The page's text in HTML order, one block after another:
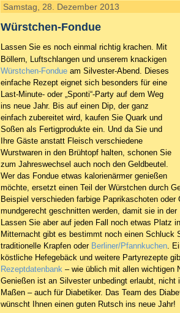
Samstag, 28. Dezember 2013
Würstchen-Fondue
Lassen Sie es noch einmal richtig krachen. Mit
Böllern, Luftschlangen und unserem knackigen
Würstchen-Fondue am Silvester-Abend. Dieses
einfache Rezept eignet sich besonders für eine
Last-Minute- oder „Sponti“-Party auf dem Weg
ins neue Jahr. Bis auf einen Dip, der ganz
einfach zubereitet wird, kaufen Sie Quark und
Soßen als Fertigprodukte ein. Und da Sie und
Ihre Gäste anstatt Fleisch verschiedene
Wurstwaren in den Brühtopf halten, schonen Sie
zum Jahreswechsel auch noch den Geldbeutel.
Wer das Fondue etwas kalorienärmer genießen
möchte, ersetzt einen Teil der Würstchen durch
Beispiel verschieden farbige Paprikaschoten oder
mundgerecht geschnitten werden, damit sie in
Lassen Sie aber auf jeden Fall noch etwas Platz
Mitternacht gibt es bestimmt noch einen Schluck
traditionelle Krapfen oder Berliner/Pfannkuchen.
köstliche Hefegebäck und weitere Partyrezepte
Rezeptdatenbank – wie üblich mit allen wichtigen
Genießen ist an Silvester unbedingt erlaubt, nicht
Maßen – auch für Diabetiker. Das Team des
wünscht Ihnen einen guten Rutsch ins neue Jahr!